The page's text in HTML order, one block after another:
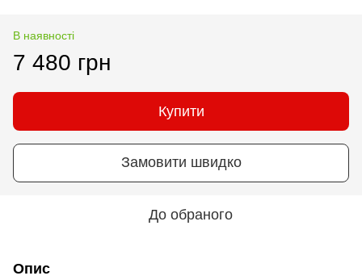
В наявності
7 480 грн
Купити
Замовити швидко
До обраного
Опис